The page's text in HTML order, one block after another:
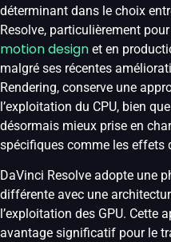
déterminant dans le choix
Resolve, particulièrement
motion design et en
malgré ses récentes
Rendering, conserve une
l’exploitation du CPU, bien
désormais mieux prise en
spécifiques comme les effets
DaVinci Resolve adopte une
différente avec une
l’exploitation des GPU. Cette
avantage significatif pour le